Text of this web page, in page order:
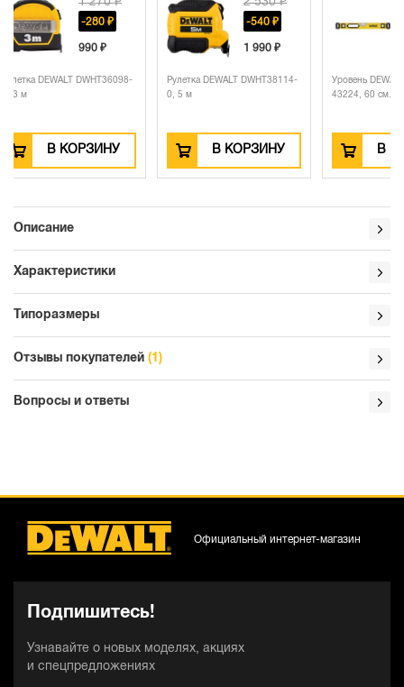
Рулетка DEWALT DWHT38114-
В КОРЗИНУ
Уровень DEWALT DWHT0-
В КОРЗИНУ
Описание
Характеристики
Типоразмеры
Отзывы покупателей (1)
Вопросы и ответы
Подпишитесь!
Узнавайте о новых моделях, акциях
и спецпредложениях
Официальный интернет-магазин